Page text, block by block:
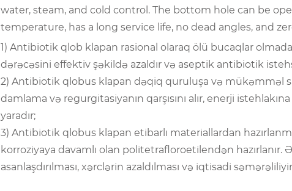
water, steam, and cold control. The bottom hole can be
temperature, has a long service life, no dead angles, and
1) Antibiotik qlob klapan rasional olaraq ölü bucaqlar
dərəcəsini effektiv şəkildə azaldır və aseptik antibiotik
2) Antibiotik qlobus klapan dəqiq quruluşa və mükəmməl
damlama və regurgitasiyanın qarşısını alır, enerji
yaradır;
3) Antibiotik qlobus klapan etibarlı materiallardan
korroziyaya davamlı olan politetrafloroetilendən
asanlaşdırılması, xərclərin azaldılması və iqtisadi